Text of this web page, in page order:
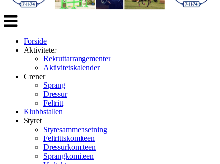
Veksle
navigasjon
Forside
Aktiviteter
Rekruttarrangementer
Aktivitetskalender
Grener
Sprang
Dressur
Feltritt
Klubbstallen
Styret
Styresammensetning
Feltrittskomiteen
Dressurkomiteen
Sprangkomiteen